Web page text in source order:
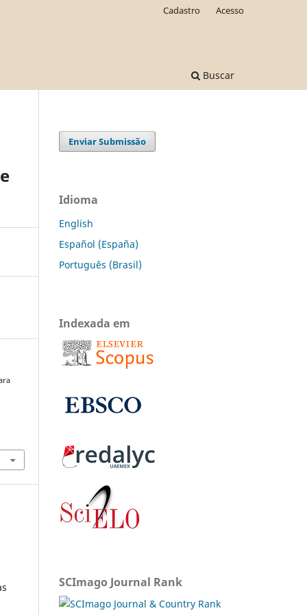
Buscar
Cadastro Acesso
Enviar Submissão
Idioma
English
Español (España)
Português (Brasil)
Indexada em
SCImago Journal Rank